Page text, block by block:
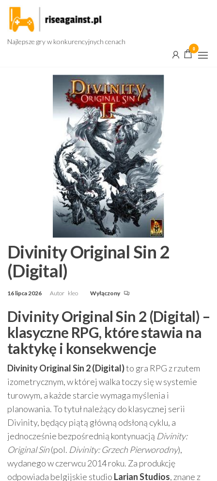
Przejdź
treści
Najlepsze gry w konkurencyjnych cenach
0
Divinity Original Sin 2
(Digital)
16 lipca 2026 Autor kleo Wyłączony
Divinity Original Sin 2 (Digital) –
klasyczne RPG, które stawia na
taktykę i konsekwencje
Divinity Original Sin 2 (Digital)to gra RPG z rzutem
izometrycznym, w której walka toczy się w systemie
turowym, a każde starcie wymaga myślenia i
planowania. To tytuł należący do klasycznej serii
Divinity, będący piątą główną odsłoną cyklu, a
jednocześnie bezpośrednią kontynuacją Divinity:
Original Sin(pol. Divinity: Grzech Pierworodny),
wydanego w czerwcu 2014 roku. Za produkcję
odpowiada belgijskie studio Larian Studios, znane z